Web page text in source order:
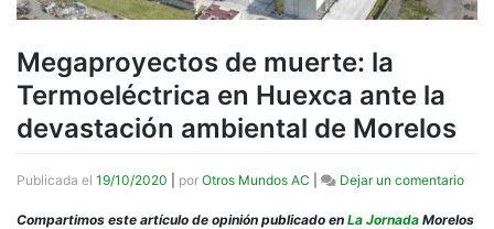
Megaproyectos de muerte: la
Termoeléctrica en Huexca ante la
devastación ambiental de Morelos
Publicada el 19/10/2020 por Otros Mundos AC Dejar un comentarioen
de
Compartimos este artículo de opinión publicado en La Jornada Morelos